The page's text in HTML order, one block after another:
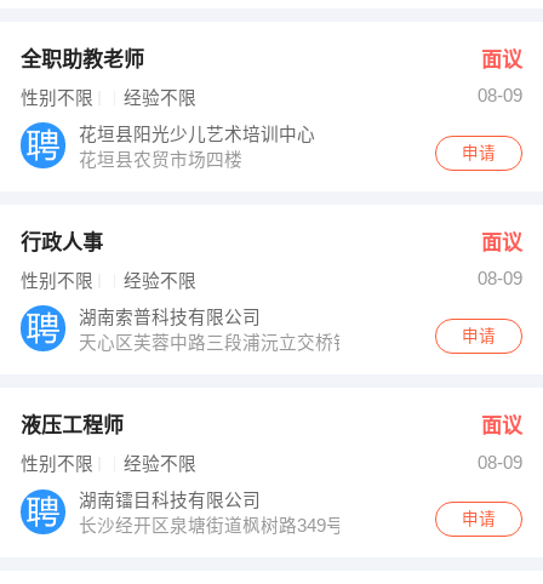
全职助教老师 面议
性别不限 经验不限
08-09
花垣县阳光少儿艺术培训中心
花垣县农贸市场四楼
申请
行政人事 面议
性别不限 经验不限
08-09
湖南索普科技有限公司
天心区芙蓉中路三段浦沅立交桥钱隆樽品12栋801-807
申请
液压工程师 面议
性别不限 经验不限
08-09
湖南镭目科技有限公司
长沙经开区泉塘街道枫树路349号
申请